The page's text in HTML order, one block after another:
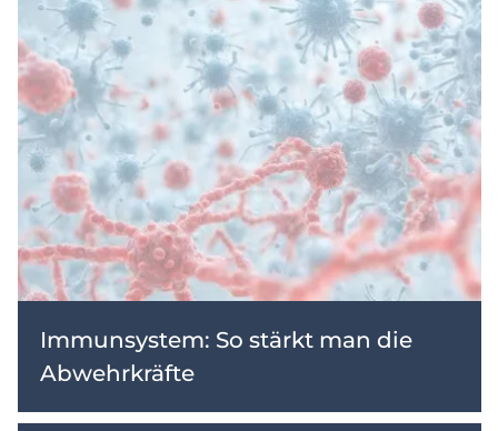
Immunsystem: So stärkt man die
Abwehrkräfte